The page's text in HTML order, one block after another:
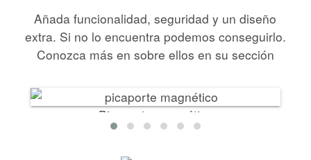
Añada funcionalidad, seguridad y un diseño
extra. Si no lo encuentra podemos conseguirlo.
Conozca más en sobre ellos en su sección
Picaporte magnético